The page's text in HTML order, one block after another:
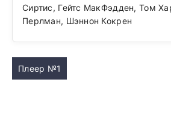
Сиртис, Гейтс МакФэдден, Том
Перлман, Шэннон Кокрен
Плеер №1